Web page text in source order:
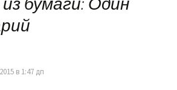
в 1:47 дп